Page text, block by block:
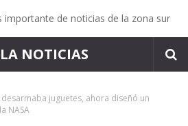
importante de noticias de la zona sur
NOTICIAS
juguetes, ahora diseñó un
NASA